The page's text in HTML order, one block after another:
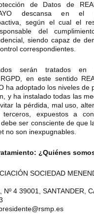
de Datos de
descansa en el
según el cual el
del
siendo capaz de
correspondientes.
serán tratados en
en este sentido
ha adoptado los niveles de
y ha instalado todas las
la pérdida, mal uso,
expuestos a
ser consciente de que
no son inexpugnables.
¿Quiénes
SOCIEDAD
Nº 4 39001, SANTANDER,